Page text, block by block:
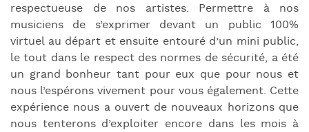
respectueuse de nos artistes. Permettre à nos
musiciens de s’exprimer devant un public 100%
virtuel au départ et ensuite entouré d’un mini public,
le tout dans le respect des normes de sécurité, a été
un grand bonheur tant pour eux que pour nous et
nous l’espérons vivement pour vous également. Cette
expérience nous a ouvert de nouveaux horizons que
nous tenterons d’exploiter encore dans les mois à